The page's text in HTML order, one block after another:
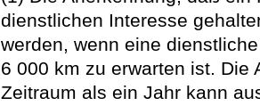
dienstlichen Interesse
werden, wenn eine
6 000 km zu erwarten ist. Die
Zeitraum als ein Jahr kann